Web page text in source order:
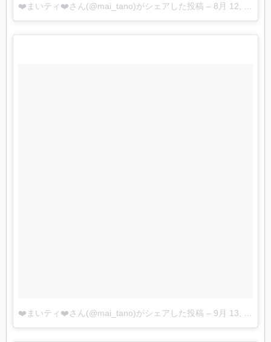
❤️まいティ❤️さん(@mai_tano)がシェアした投稿 – 8月 12, 2017 at 12:35午前 PDT
❤️まいティ❤️さん(@mai_tano)がシェアした投稿 – 9月 13, 2017 at 5:49午前 PDT